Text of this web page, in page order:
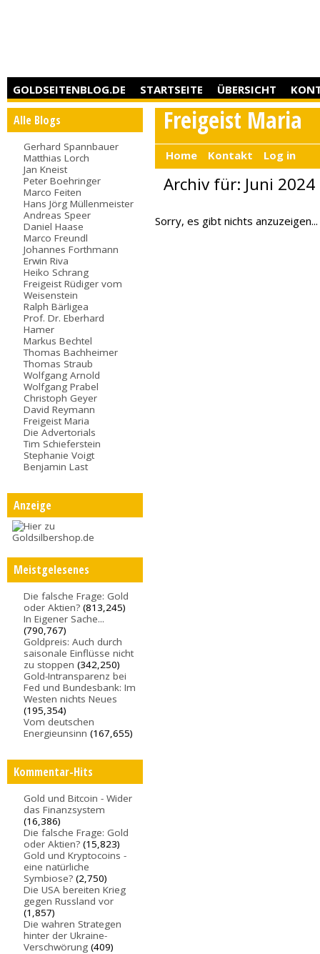
GOLDSEITENBLOG.DE STARTSEITE ÜBERSICHT
Alle Blogs
Gerhard Spannbauer
Matthias Lorch
Jan Kneist
Peter Boehringer
Marco Feiten
Hans Jörg Müllenmeister
Andreas Speer
Daniel Haase
Marco Freundl
Johannes Forthmann
Erwin Riva
Heiko Schrang
Freigeist Rüdiger vom
Weisenstein
Ralph Bärligea
Prof. Dr. Eberhard
Hamer
Markus Bechtel
Thomas Bachheimer
Thomas Straub
Wolfgang Arnold
Wolfgang Prabel
Christoph Geyer
David Reymann
Freigeist Maria
Die Advertorials
Tim Schieferstein
Stephanie Voigt
Benjamin Last
Anzeige
Meistgelesenes
Die falsche Frage: Gold
oder Aktien? (813,245)
In Eigener Sache...
(790,767)
Goldpreis: Auch durch
saisonale Einflüsse nicht
zu stoppen (342,250)
Gold-Intransparenz bei
Fed und Bundesbank: Im
Westen nichts Neues
(195,354)
Vom deutschen
Energieunsinn (167,655)
Kommentar-Hits
Gold und Bitcoin - Wider
das Finanzsystem
(16,386)
Die falsche Frage: Gold
oder Aktien? (15,823)
Gold und Kryptocoins -
eine natürliche
Symbiose? (2,750)
Die USA bereiten Krieg
gegen Russland vor
(1,857)
Die wahren Strategen
hinter der Ukraine-
Verschwörung (409)
Freigeist Maria
Home Kontakt Log in
Archiv für: Juni 2024
Sorry, es gibt nichts anzuzeigen...